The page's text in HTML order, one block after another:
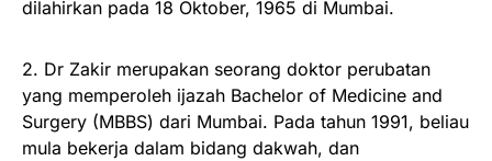
dilahirkan pada 18 Oktober, 1965 di Mumbai.
2. Dr Zakir merupakan seorang doktor perubatan
yang memperoleh ijazah Bachelor of Medicine and
Surgery (MBBS) dari Mumbai. Pada tahun 1991, beliau
mula bekerja dalam bidang dakwah, dan